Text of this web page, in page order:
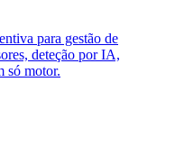
para gestão de
deteção por IA,
só motor.